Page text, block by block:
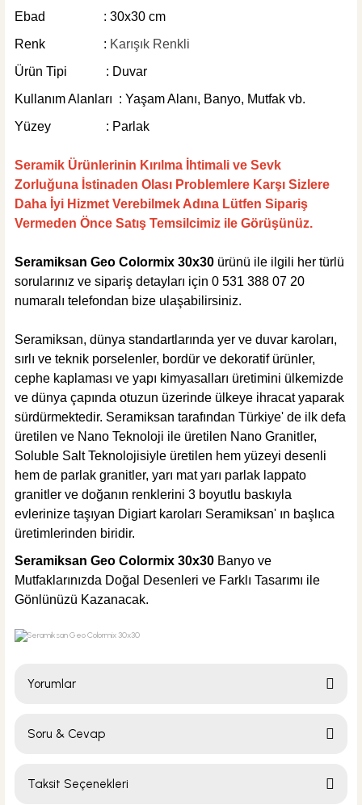
Sepete Ekle
MĞZ TESLİM
Seramiksan Seramik
Seramiksan Notte Siyah Beyaz 30x30
167,00 TL
ÜRÜN TÜKENDİ
Ebad : 30x30 cm
Renk : Karışık Renkli
Ürün Tipi : Duvar
Kullanım Alanları : Yaşam Alanı, Banyo, Mutfak vb.
Yüzey : Parlak
Seramik Ürünlerinin Kırılma İhtimali ve Sevk
Zorluğuna İstinaden Olası Problemlere Karşı Sizlere
Daha İyi Hizmet Verebilmek Adına Lütfen Sipariş
Vermeden Önce Satış Temsilcimiz ile Görüşünüz.
Seramiksan Geo Colormix 30x30 ürünü ile ilgili her türlü
sorularınız ve sipariş detayları için 0 531 388 07 20
numaralı telefondan bize ulaşabilirsiniz.
Seramiksan, dünya standartlarında yer ve duvar karoları,
sırlı ve teknik porselenler, bordür ve dekoratif ürünler,
cephe kaplaması ve yapı kimyasalları üretimini ülkemizde
ve dünya çapında otuzun üzerinde ülkeye ihracat yaparak
sürdürmektedir. Seramiksan tarafından Türkiye' de ilk defa
üretilen ve Nano Teknoloji ile üretilen Nano Granitler,
Soluble Salt Teknolojisiyle üretilen hem yüzeyi desenli
hem de parlak granitler, yarı mat yarı parlak lappato
granitler ve doğanın renklerini 3 boyutlu baskıyla
evlerinize taşıyan Digiart karoları Seramiksan' ın başlıca
üretimlerinden biridir.
Seramiksan Geo Colormix 30x30 Banyo ve
Mutfaklarınızda Doğal Desenleri ve Farklı Tasarımı ile
Gönlünüzü Kazanacak.
Yorumlar
Soru & Cevap
Taksit Seçenekleri